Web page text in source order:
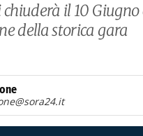
chiuderà il 10 Giugno
della storica gara